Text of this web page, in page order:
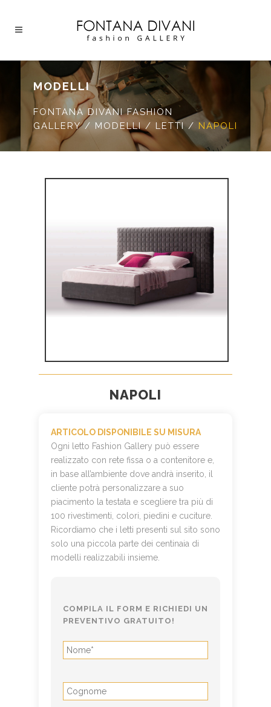
MODELLI
FONTANA DIVANI FASHION
GALLERY/ MODELLI/ LETTI/ NAPOLI
NAPOLI
ARTICOLO DISPONIBILE SU MISURA
Ogni letto Fashion Gallery può essere
realizzato con rete fissa o a contenitore e,
in base all’ambiente dove andrà inserito, il
cliente potrà personalizzare a suo
piacimento la testata e scegliere tra più di
100 rivestimenti, colori, piedini e cuciture.
Ricordiamo che i letti presenti sul sito sono
solo una piccola parte dei centinaia di
modelli realizzabili insieme.
COMPILA IL FORM E RICHIEDI UN
PREVENTIVO GRATUITO!